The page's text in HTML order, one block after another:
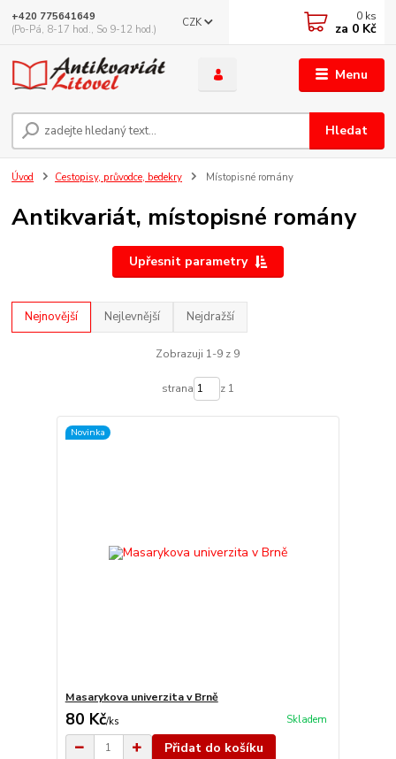
Menu
CZK
Hledat
+420 775641649
(Po-Pá, 8-17 hod., So 9-12 hod.)
0 ks
za 0 Kč
Úvod Cestopisy, průvodce, bedekry Místopisné romány
Antikvariát, místopisné romány
Upřesnit parametry
Nejnovější Nejlevnější Nejdražší
Zobrazuji 1-9 z 9
strana z 1
Novinka
Masarykova univerzita v Brně
80 Kč/ks Skladem
Přidat do košíku